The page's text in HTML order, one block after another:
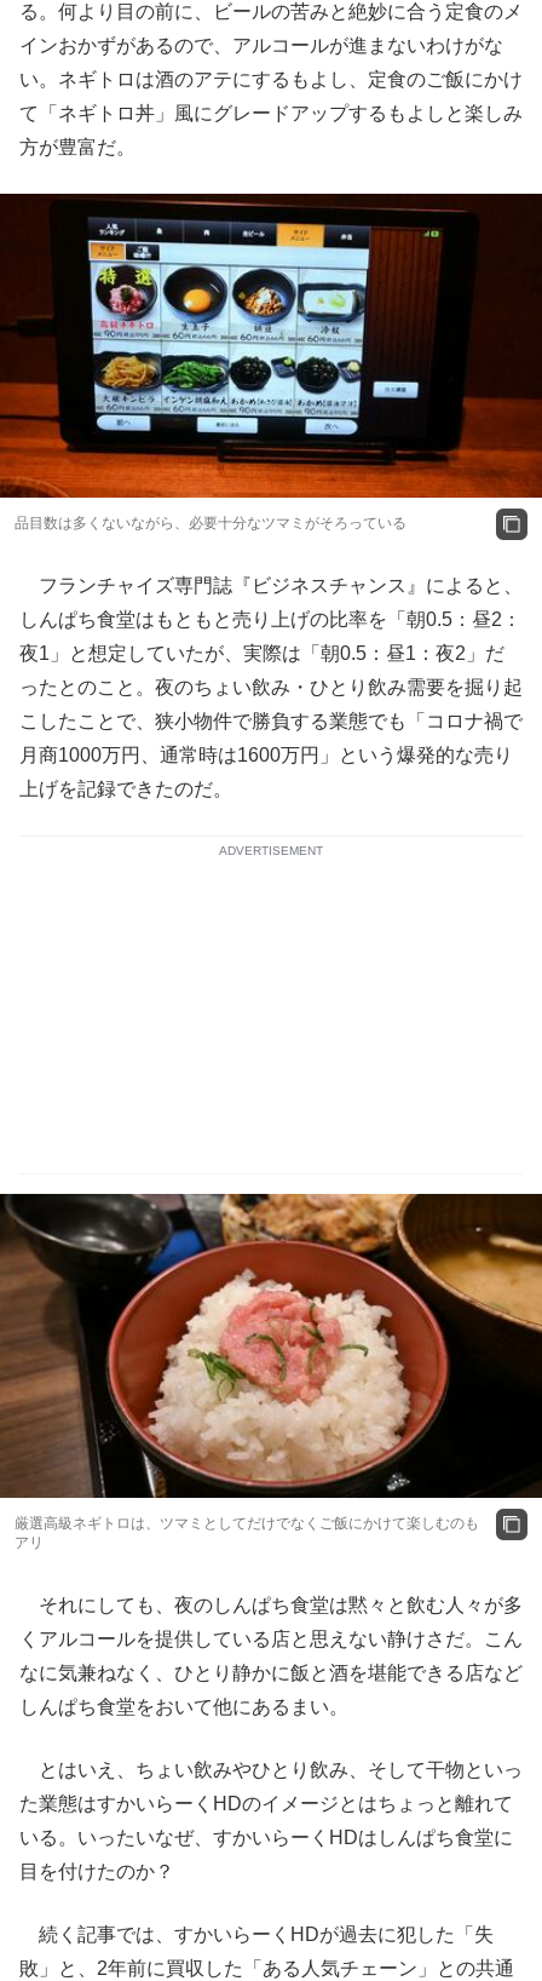
る。何より目の前に、ビールの苦みと絶妙に合う定食のメ
インおかずがあるので、アルコールが進まないわけがな
い。ネギトロは酒のアテにするもよし、定食のご飯にかけ
て「ネギトロ丼」風にグレードアップするもよしと楽しみ
方が豊富だ。
品目数は多くないながら、必要十分なツマミがそろっている
フランチャイズ専門誌『ビジネスチャンス』によると、
しんぱち食堂はもともと売り上げの比率を「朝0.5：昼2：
夜1」と想定していたが、実際は「朝0.5：昼1：夜2」だ
ったとのこと。夜のちょい飲み・ひとり飲み需要を掘り起
こしたことで、狭小物件で勝負する業態でも「コロナ禍で
月商1000万円、通常時は1600万円」という爆発的な売り
上げを記録できたのだ。
ADVERTISEMENT
厳選高級ネギトロは、ツマミとしてだけでなくご飯にかけて楽しむのも
アリ
それにしても、夜のしんぱち食堂は黙々と飲む人々が多
くアルコールを提供している店と思えない静けさだ。こん
なに気兼ねなく、ひとり静かに飯と酒を堪能できる店など
しんぱち食堂をおいて他にあるまい。
とはいえ、ちょい飲みやひとり飲み、そして干物といっ
た業態はすかいらーくHDのイメージとはちょっと離れて
いる。いったいなぜ、すかいらーくHDはしんぱち食堂に
目を付けたのか？
続く記事では、すかいらーくHDが過去に犯した「失
敗」と、2年前に買収した「ある人気チェーン」との共通